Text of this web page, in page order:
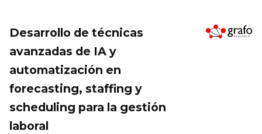
Desarrollo de técnicas
avanzadas de IA y
automatización en
forecasting, staffing y
scheduling para la gestión
laboral